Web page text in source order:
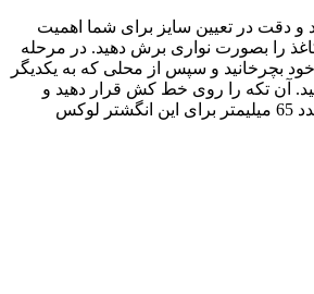
و دقت در تعیین سایز برای شما اهمیت
را بصورت نواری برش دهید. در مرحله
بچرخانید و سپس از محلی که به یکدیگر
آن تکه را روی خط کش قرار دهید و
سپس طول کل آنرا با عدد 65 میلیمتر برای این انگشتر لوکس